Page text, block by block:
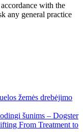
with the
any general practice
žemės drebėjimo
šunims – Dogster
From Treatment to